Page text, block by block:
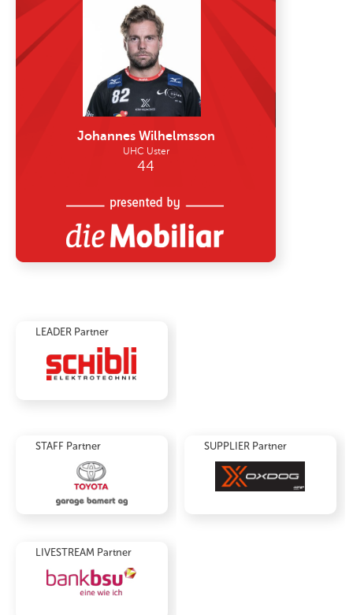
LEADER Partner
STAFF Partner SUPPLIER Partner
LIVESTREAM Partner